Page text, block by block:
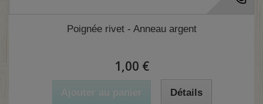
Poignée rivet - Anneau argent
1,00 €
Ajouter au panier Détails